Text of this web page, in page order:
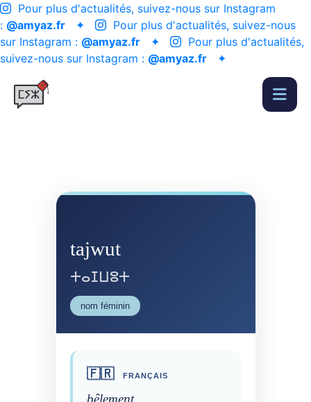
Pour plus d'actualités, suivez-nous sur Instagram
: @amyaz.fr ✦
Pour plus d'actualités, suivez-nous
sur Instagram : @amyaz.fr ✦
Pour plus d'actualités,
suivez-nous sur Instagram : @amyaz.fr ✦
tajwut
ⵜⴰⵊⵡⵓⵜ
nom féminin
🇫🇷 FRANÇAIS
bêlement